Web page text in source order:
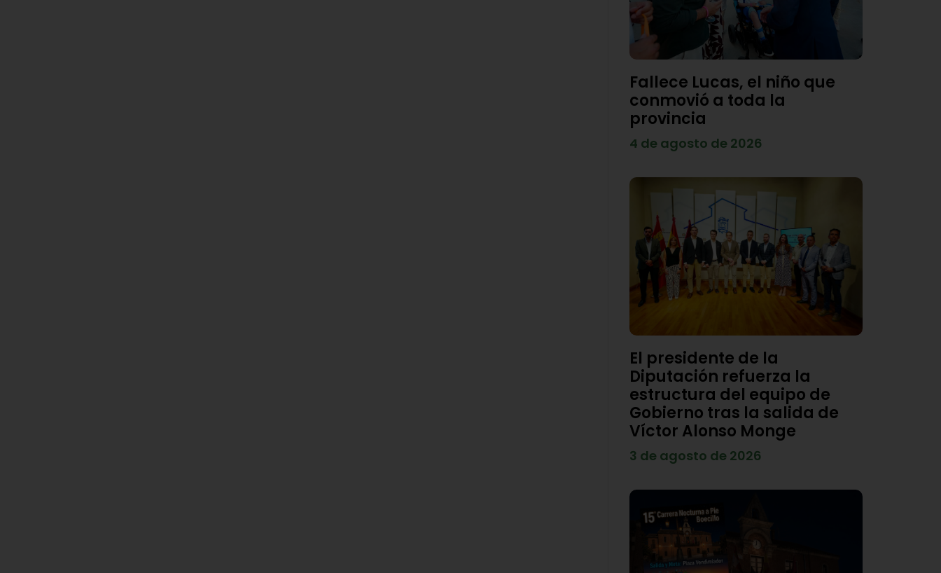
Fallece Lucas, el niño que
conmovió a toda la
provincia
4 de agosto de 2026
El presidente de la
Diputación refuerza la
estructura del equipo de
Gobierno tras la salida de
Víctor Alonso Monge
3 de agosto de 2026